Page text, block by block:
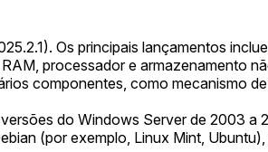
Os principais lançamentos
processador e armazenamento
componentes, como mecanismo
do Windows Server de 2003 a
(por exemplo, Linux Mint,